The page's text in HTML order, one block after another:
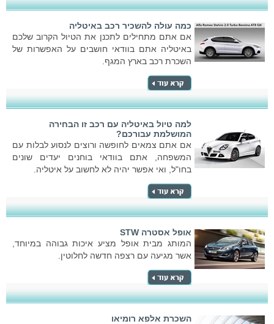
כמה עולה להשכיר רכב באיטליה
אם אתם מתחילים לתכנן את הטיול הקרוב שלכם
באיטליה אתם בוודאי חושבים על האפשרות של
השכרת רכב בארץ המגף.
למה טיול באיטליה עם רכב זו הבחירה
המושלמת עבורכם?
אם אתם צמאים לחופשה ורוצים לנסוע לבלות עם
המשפחה, אתם בוודאי בוחנים יעדים שונים
בחו"ל, ואי אפשר יהיה לא לחשוב על איטליה.
אופל אסטרה STW
המותג מבית אופל מציע איכות גבוהה במיוחד,
אשר מגיעה עם רצפה חדשה לחלוטין.
השכרת אלפא רומיאו